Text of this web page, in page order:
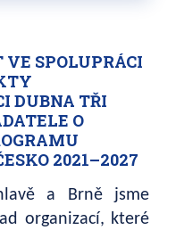
VE SPOLUPRÁCI
DUBNA TŘI
O
2021–2027
a Brně jsme
organizací, které